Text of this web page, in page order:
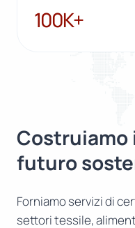
100K+
100K+
Costruiamo
futuro
Forniamo servizi di
settori tessile,